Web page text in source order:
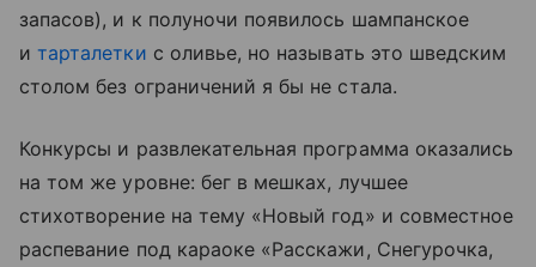
запасов), и к полуночи появилось шампанское
итарталетки с оливье, но называть это шведским
столом без ограничений я бы не стала.
Конкурсы и развлекательная программа оказались
на том же уровне: бег в мешках, лучшее
стихотворение на тему «Новый год» и совместное
распевание под караоке «Расскажи, Снегурочка,